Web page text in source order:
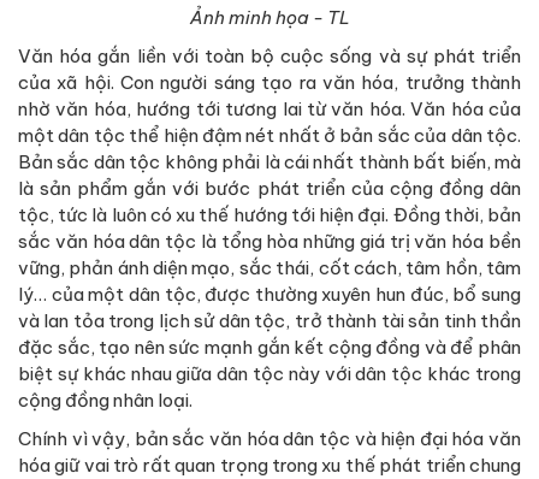
Ảnh minh họa - TL
Văn hóa gắn liền với toàn bộ cuộc sống và sự phát triển
của xã hội. Con người sáng tạo ra văn hóa, trưởng thành
nhờ văn hóa, hướng tới tương lai từ văn hóa. Văn hóa của
một dân tộc thể hiện đậm nét nhất ở bản sắc của dân tộc.
Bản sắc dân tộc không phải là cái nhất thành bất biến, mà
là sản phẩm gắn với bước phát triển của cộng đồng dân
tộc, tức là luôn có xu thế hướng tới hiện đại. Đồng thời, bản
sắc văn hóa dân tộc là tổng hòa những giá trị văn hóa bền
vững, phản ánh diện mạo, sắc thái, cốt cách, tâm hồn, tâm
lý… của một dân tộc, được thường xuyên hun đúc, bổ sung
và lan tỏa trong lịch sử dân tộc, trở thành tài sản tinh thần
đặc sắc, tạo nên sức mạnh gắn kết cộng đồng và để phân
biệt sự khác nhau giữa dân tộc này với dân tộc khác trong
cộng đồng nhân loại.
Chính vì vậy, bản sắc văn hóa dân tộc và hiện đại hóa văn
hóa giữ vai trò rất quan trọng trong xu thế phát triển chung